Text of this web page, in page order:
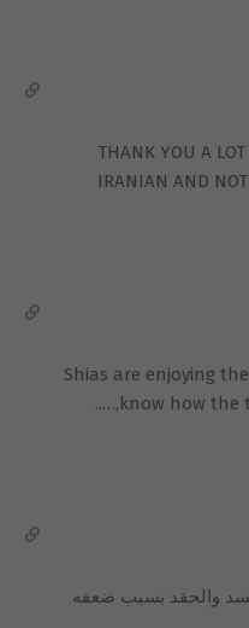
THANK YOU A
IRANIAN AND
Shias are enjoying
know how the
والحقد بسبب ضعفه